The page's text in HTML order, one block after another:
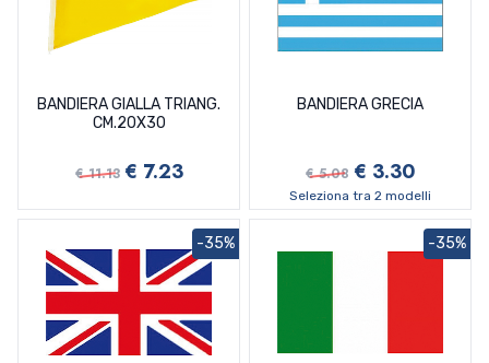
BANDIERA GIALLA TRIANG.
CM.20X30
€ 11.13 € 7.23
BANDIERA GRECIA
€ 5.08 € 3.30
Seleziona tra 2 modelli
-35% -35%